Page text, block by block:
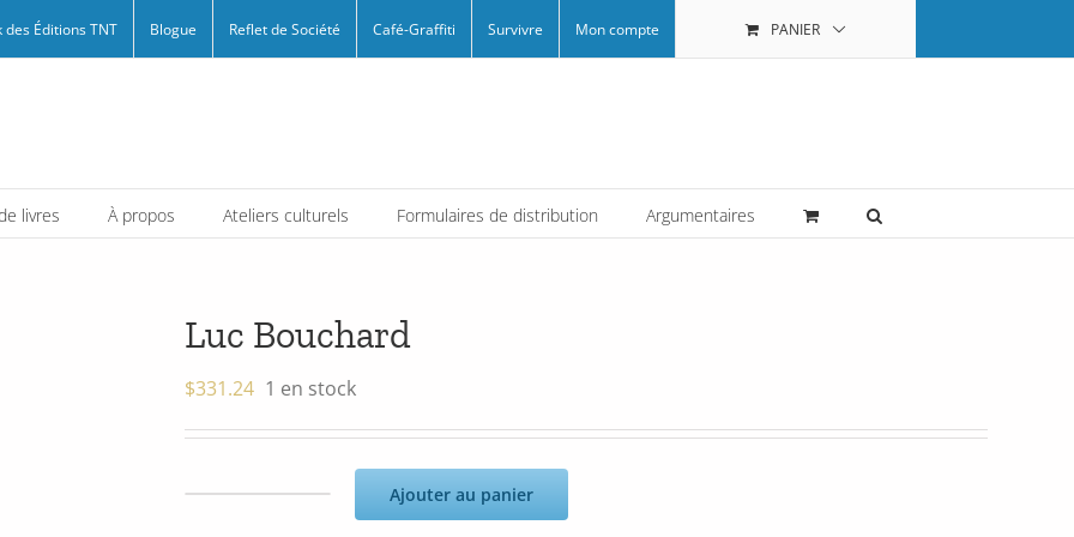
des Éditions TNT Blogue Reflet de Société Café-Graffiti Survivre Mon compte PANIER
livres À propos Ateliers culturels Formulaires de distribution Argumentaires
Luc Bouchard
$331.24 1 en stock
Ajouter au panier